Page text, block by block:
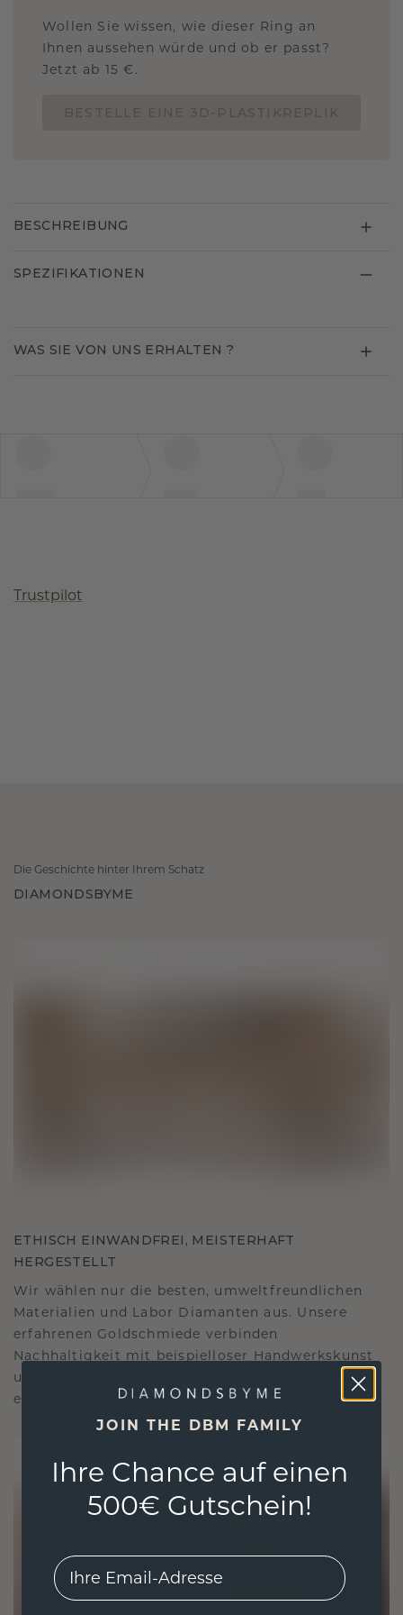
Wollen Sie wissen, wie dieser Ring an
Ihnen aussehen würde und ob er passt?
Jetzt ab 15 €.
BESCHREIBUNG
SPEZIFIKATIONEN
WAS SIE VON UNS ERHALTEN ?
Trustpilot
Die Geschichte hinter Ihrem Schatz
DIAMONDSBYME
ETHISCH EINWANDFREI, MEISTERHAFT
HERGESTELLT
Wir wählen nur die besten, umweltfreundlichen
Materialien und Labor Diamanten aus. Unsere
erfahrenen Goldschmiede verbinden
Nachhaltigkeit mit beispielloser Handwerkskunst
und stellen so sicher, dass Ihr Schmuck ebenso
ethisch wie exquisit ist.
JOIN THE DBM FAMILY
Ihre Chance auf einen
500€ Gutschein!
EMail